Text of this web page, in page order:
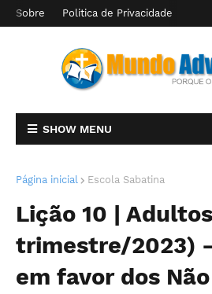
Sobre Politica de Privacidade
SHOW MENU
Página inicial Escola Sabatina
Lição 10 |
trimestre/2023)
em favor dos Não